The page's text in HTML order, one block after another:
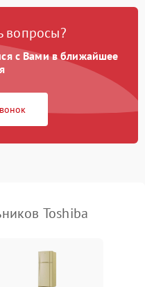
₽ Подробнее →
₽ Подробнее →
вопросы?
с Вами в ближайшее
Toshiba